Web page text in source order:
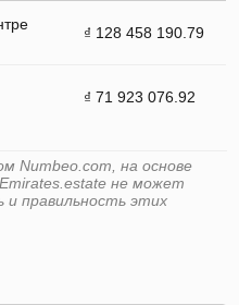
₫ 128 458 190.79
₫ 71 923 076.92
Numbeo.com, на основе
не может
правильность этих